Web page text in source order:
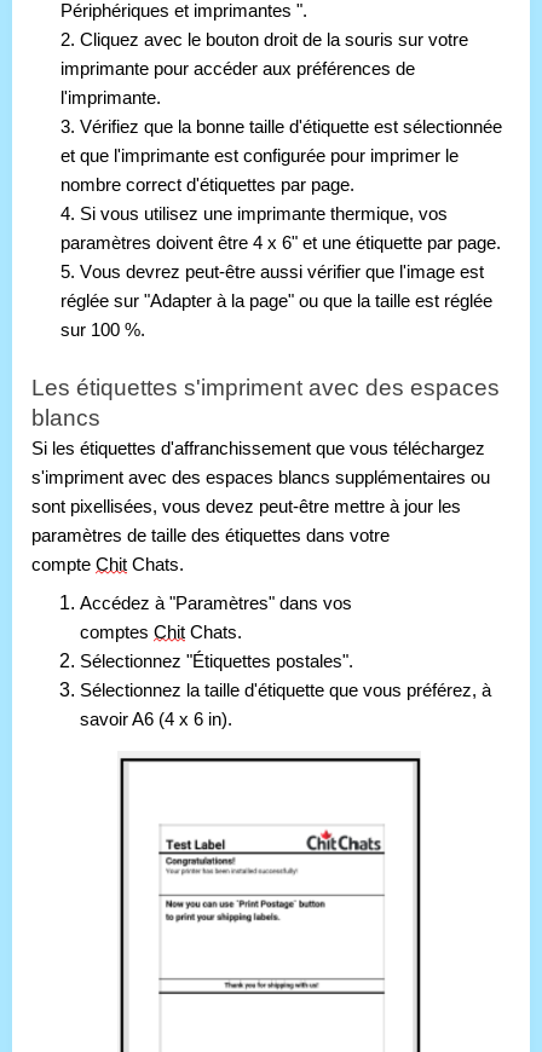
Périphériques et imprimantes ".
2. Cliquez avec le bouton droit de la souris sur votre
imprimante pour accéder aux préférences de
l'imprimante.
3. Vérifiez que la bonne taille d'étiquette est sélectionnée
et que l'imprimante est configurée pour imprimer le
nombre correct d'étiquettes par page.
4. Si vous utilisez une imprimante thermique, vos
paramètres doivent être 4 x 6" et une étiquette par page.
5. Vous devrez peut-être aussi vérifier que l'image est
réglée sur "Adapter à la page" ou que la taille est réglée
sur 100 %.
Les étiquettes s'impriment avec des espaces
blancs
Si les étiquettes d'affranchissement que vous téléchargez
s'impriment avec des espaces blancs supplémentaires ou
sont pixellisées, vous devez peut-être mettre à jour les
paramètres de taille des étiquettes dans votre
compte Chit Chats.
Accédez à "Paramètres" dans vos
comptes Chit Chats.
Sélectionnez "Étiquettes postales".
Sélectionnez la taille d'étiquette que vous préférez, à
savoir A6 (4 x 6 in).